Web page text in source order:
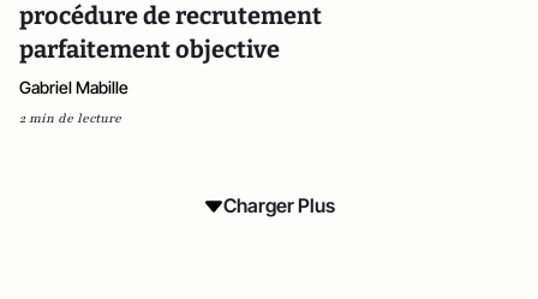
procédure de recrutement
parfaitement objective
Gabriel Mabille
2 min de lecture
Charger Plus